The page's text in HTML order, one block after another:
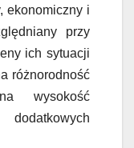
ekonomiczny i
przy
ich sytuacji
różnorodność
wysokość